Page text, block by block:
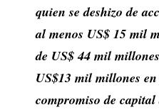
quien se deshizo de
al menos US$ 15 mil
de US$ 44 mil
US$13 mil millones
compromiso de